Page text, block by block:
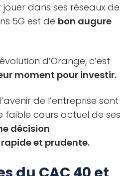
dans ses réseaux de
5G est de bon augure
d’Orange, c’est
moment pour investir.
de l’entreprise sont
faible cours actuel de ses
décision
et prudente.